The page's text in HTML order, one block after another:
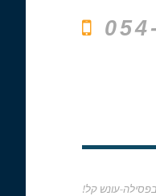
עונש קל!